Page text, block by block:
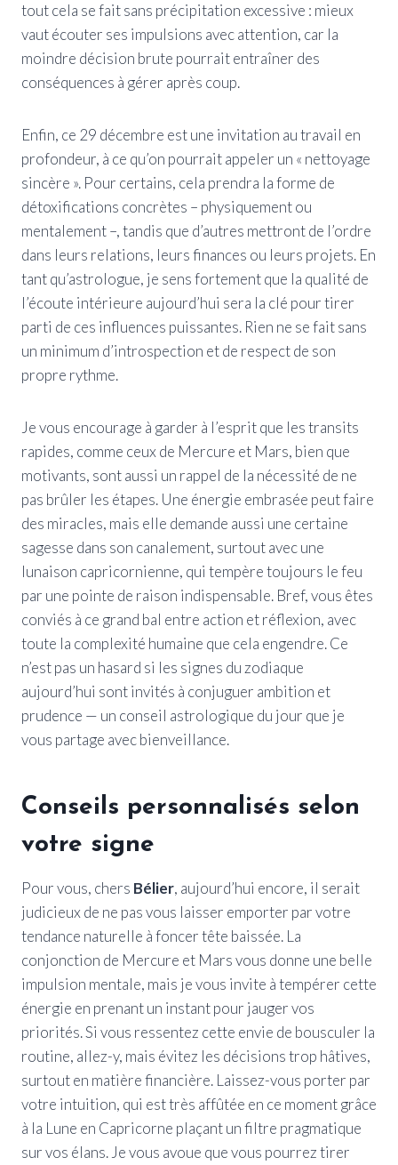
tout cela se fait sans précipitation excessive : mieux
vaut écouter ses impulsions avec attention, car la
moindre décision brute pourrait entraîner des
conséquences à gérer après coup.
Enfin, ce 29 décembre est une invitation au travail en
profondeur, à ce qu’on pourrait appeler un « nettoyage
sincère ». Pour certains, cela prendra la forme de
détoxifications concrètes – physiquement ou
mentalement –, tandis que d’autres mettront de l’ordre
dans leurs relations, leurs finances ou leurs projets. En
tant qu’astrologue, je sens fortement que la qualité de
l’écoute intérieure aujourd’hui sera la clé pour tirer
parti de ces influences puissantes. Rien ne se fait sans
un minimum d’introspection et de respect de son
propre rythme.
Je vous encourage à garder à l’esprit que les transits
rapides, comme ceux de Mercure et Mars, bien que
motivants, sont aussi un rappel de la nécessité de ne
pas brûler les étapes. Une énergie embrasée peut faire
des miracles, mais elle demande aussi une certaine
sagesse dans son canalement, surtout avec une
lunaison capricornienne, qui tempère toujours le feu
par une pointe de raison indispensable. Bref, vous êtes
conviés à ce grand bal entre action et réflexion, avec
toute la complexité humaine que cela engendre. Ce
n’est pas un hasard si les signes du zodiaque
aujourd’hui sont invités à conjuguer ambition et
prudence — un conseil astrologique du jour que je
vous partage avec bienveillance.
Conseils personnalisés selon
votre signe
Pour vous, chers Bélier, aujourd’hui encore, il serait
judicieux de ne pas vous laisser emporter par votre
tendance naturelle à foncer tête baissée. La
conjonction de Mercure et Mars vous donne une belle
impulsion mentale, mais je vous invite à tempérer cette
énergie en prenant un instant pour jauger vos
priorités. Si vous ressentez cette envie de bousculer la
routine, allez-y, mais évitez les décisions trop hâtives,
surtout en matière financière. Laissez-vous porter par
votre intuition, qui est très affûtée en ce moment grâce
à la Lune en Capricorne plaçant un filtre pragmatique
sur vos élans. Je vous avoue que vous pourrez tirer